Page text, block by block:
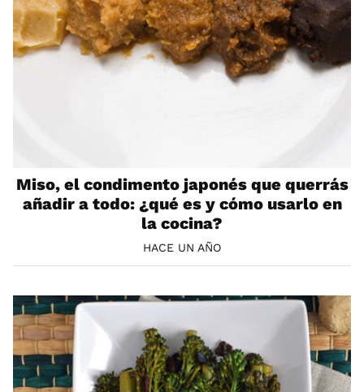
Miso, el condimento japonés que querrás
añadir a todo: ¿qué es y cómo usarlo en
la cocina?
HACE UN AÑO